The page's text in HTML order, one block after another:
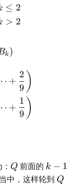
=
≤ 2
> 2
k )
+
9
2 )
+
9
1 )
Q
Q 前面的 k
−
k − 1
中，这样轮到 Q
Q